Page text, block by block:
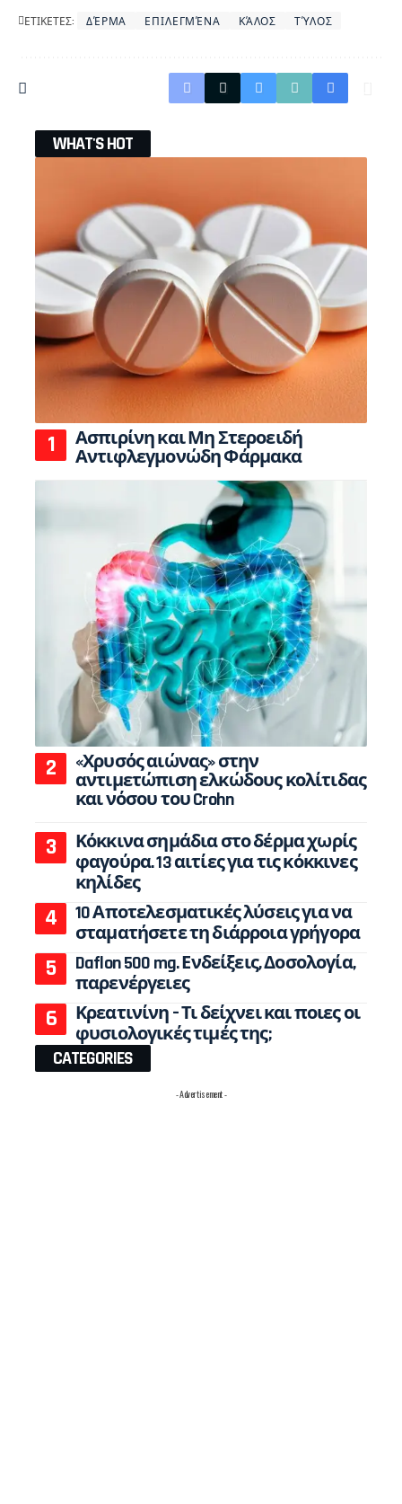
ΕΤΙΚΕΤΕΣ: ΔΈΡΜΑ ΕΠΙΛΕΓΜΈΝΑ ΚΆΛΟΣ ΤΎΛΟΣ
WHAT'S HOT
Ασπιρίνη και Μη Στεροειδή
Αντιφλεγμονώδη Φάρμακα
«Χρυσός αιώνας» στην
αντιμετώπιση ελκώδους κολίτιδας
και νόσου του Crohn
Κόκκινα σημάδια στο δέρμα χωρίς
φαγούρα. 13 αιτίες για τις κόκκινες
κηλίδες
10 Αποτελεσματικές λύσεις για να
σταματήσετε τη διάρροια γρήγορα
Daflon 500 mg. Ενδείξεις, Δοσολογία,
παρενέργειες
Κρεατινίνη – Τι δείχνει και ποιες οι
φυσιολογικές τιμές της;
CATEGORIES
- Advertisement -